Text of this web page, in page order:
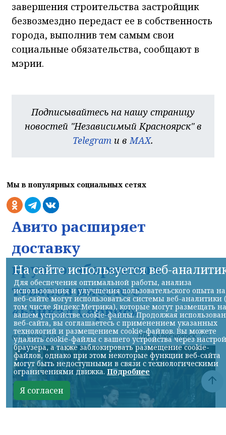
завершения строительства застройщик
безвозмездно передаст ее в собственность
города, выполнив тем самым свои
социальные обязательства, сообщают в
мэрии.
Подписывайтесь на нашу страницу
новостей "Независимый Красноярск" в
Telegram и вMAX.
Мы в популярных социальных сетях
Авито расширяет
доставку
крупногабаритных
товаров вместе с
«Байкал Сервис»
06.08.2026 21:22 НИА-Красноярск
На сайте используется веб-
Для обеспечения оптимальной работы, анализа
использования и улучшения пользовательского опыта на
веб-сайте могут использоваться системы веб-аналитики
том числе Яндекс.Метрика), которые могут размещать на
вашем устройстве cookie-файлы. Продолжая
веб-сайта, вы соглашаетесь с применением указанных
технологий и размещением cookie-файлов. Вы можете
удалить cookie-файлы с вашего устройства через
браузера, а также заблокировать размещение cookie-
файлов, однако при этом некоторые функции веб-сайта
могут быть недоступными в связи с технологическими
ограничениями движка. Подробнее
Я согласен